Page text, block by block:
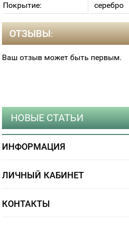
Покрытие:
серебро
ОТЗЫВЫ:
Ваш отзыв может быть первым.
НОВЫЕ СТАТЬИ
ИНФОРМАЦИЯ
ЛИЧНЫЙ КАБИНЕТ
КОНТАКТЫ